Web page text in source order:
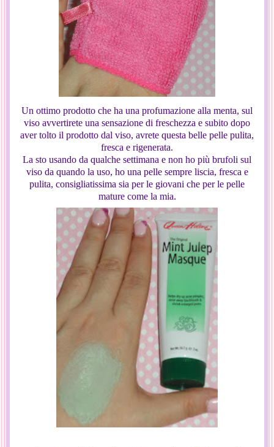
Un ottimo prodotto che ha una profumazione alla menta, sul
viso avvertirete una sensazione di freschezza e subito dopo
aver tolto il prodotto dal viso, avrete questa belle pelle pulita,
fresca e rigenerata.
La sto usando da qualche settimana e non ho più brufoli sul
viso da quando la uso, ho una pelle sempre liscia, fresca e
pulita, consigliatissima sia per le giovani che per le pelle
mature come la mia.